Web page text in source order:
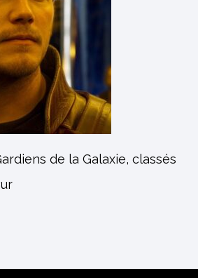
de la Galaxie, classés